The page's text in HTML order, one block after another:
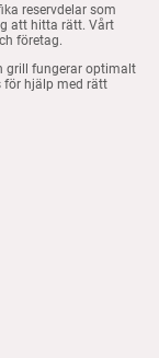
reservdelar som
att hitta rätt. Vårt
företag.
grill fungerar optimalt
för hjälp med rätt